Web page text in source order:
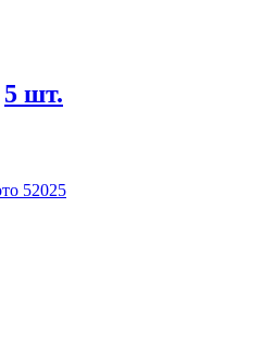
5 шт.
52025